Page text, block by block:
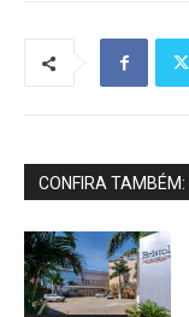
CONFIRA TAMBÉM: